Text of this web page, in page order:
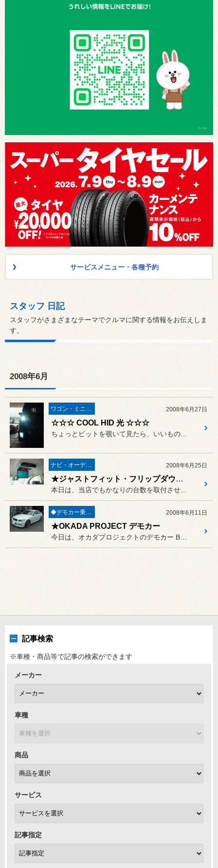
サービスメニュー・各種予約
スタッフ 日記
スタッフがさまざまなテーマでクルマに関する情報をお伝えしま
す。
2008年6月
2008年6月27日
☆☆☆ COOL HID 光 ☆☆☆
ナビ・オーディオ・電装品 2008年6月25日
★ジャストフィット・フリップダウンモニター
◆デモカー乗り比べREPORT◆ 2008年6月11日
★OKADA PROJECT デモカー
記事検索
※車種・商品等で記事の検索ができます
メーカー
車種
商品
サービス
記事指定